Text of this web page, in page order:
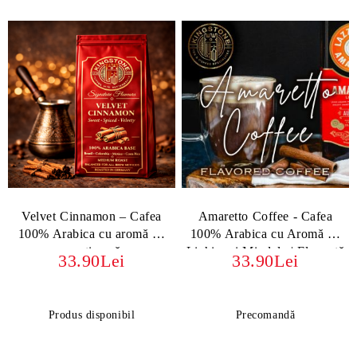
Velvet Cinnamon – Cafea
100% Arabica cu aromă de
scorțișoară
33.90Lei
Produs disponibil
Amaretto Coffee - Cafea
100% Arabica cu Aromă de
Lichior și Migdale | Eleganță
Italiană
33.90Lei
Precomandă